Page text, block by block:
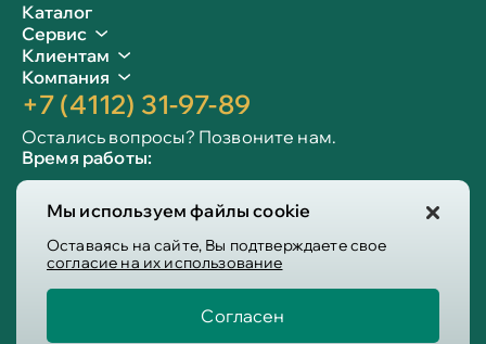
Мы используем файлы cookie
Оставаясь на сайте, Вы подтверждаете свое
согласие на их использование
Согласен
Каталог
Сервис
Клиентам
Компания
+7 (4112) 31-97-89
Остались вопросы? Позвоните нам.
Время работы:
Сб-вс: 10:00 - 19:00
Info@victoria-mebel.ru